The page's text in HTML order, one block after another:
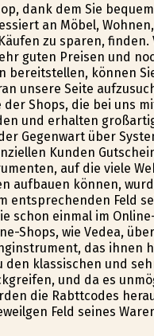
dank dem Sie
an Möbel,
zu sparen,
guten Preisen und
können
unsere Seite
Shops, die bei uns
und erhalten
Gegenwart über
Kunden
auf die viele
aufbauen können,
entsprechenden Feld
schon einmal im
Shops, wie Vedea,
das
den klassischen und
und da es
die Rabttcodes
Feld seines